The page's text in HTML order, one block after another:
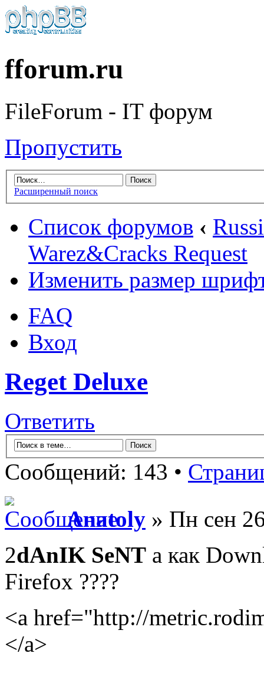
fforum.ru
FileForum - IT форум
Пропустить
Расширенный поиск
Список форумов ‹
Warez&Cracks Request
Изменить размер
FAQ
Вход
Reget Deluxe
Ответить
Сообщений: 143 •
Anatoly » Пн сен
2dAnIK SeNT а как
Firefox ????
<a href="http://
</a>